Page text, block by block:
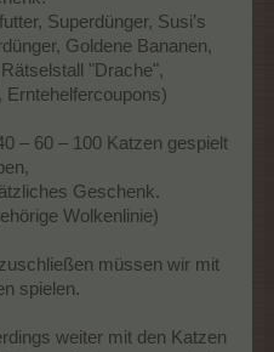
Superdünger, Susi’s
Goldene Bananen,
"Drache",
Erntehelfercoupons)
– 60 – 100 Katzen gespielt
Geschenk.
Wolkenlinie)
müssen wir mit
spielen.
weiter mit den Katzen